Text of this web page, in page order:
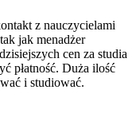
z nauczycielami
jak menadżer
cen za studia
płatność. Duża ilość
i studiować.